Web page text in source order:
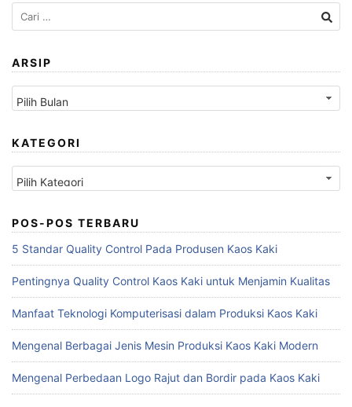
Cari
untuk:
ARSIP
Arsip
KATEGORI
Kategori
POS-POS TERBARU
5 Standar Quality Control Pada Produsen Kaos Kaki
Pentingnya Quality Control Kaos Kaki untuk Menjamin Kualitas
Manfaat Teknologi Komputerisasi dalam Produksi Kaos Kaki
Mengenal Berbagai Jenis Mesin Produksi Kaos Kaki Modern
Mengenal Perbedaan Logo Rajut dan Bordir pada Kaos Kaki